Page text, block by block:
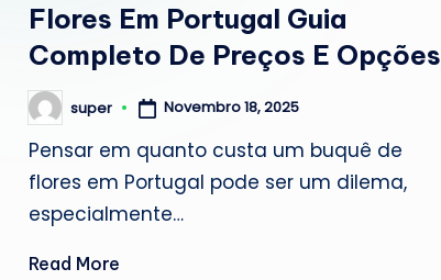
Flores Em Portugal Guia
Completo De Preços E Opções
Posted
by
super Novembro 18, 2025
Pensar em quanto custa um buquê de
flores em Portugal pode ser um dilema,
especialmente…
Read More